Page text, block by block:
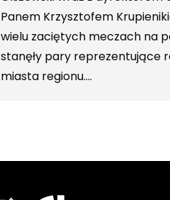
Panem Krzysztofem
wielu zaciętych meczach na
stanęły pary reprezentujące
miasta regionu.…